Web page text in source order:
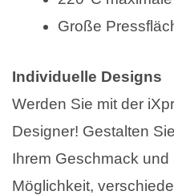
Große
Individuelle Designs
Werden Sie mit der
Designer! Gestalten
Ihrem Geschmack
Möglichkeit,